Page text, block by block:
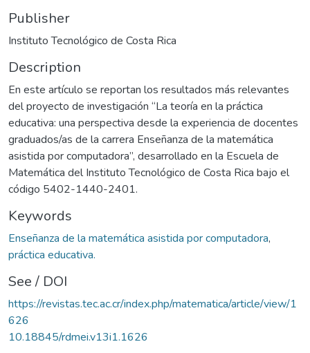
Publisher
Instituto Tecnológico de Costa Rica
Description
En este artículo se reportan los resultados más relevantes
del proyecto de investigación “La teoría en la práctica
educativa: una perspectiva desde la experiencia de docentes
graduados/as de la carrera Enseñanza de la matemática
asistida por computadora”, desarrollado en la Escuela de
Matemática del Instituto Tecnológico de Costa Rica bajo el
código 5402-1440-2401.
Keywords
Enseñanza de la matemática asistida por computadora,
práctica educativa.
See / DOI
https://revistas.tec.ac.cr/index.php/matematica/article/view/1
626
10.18845/rdmei.v13i1.1626